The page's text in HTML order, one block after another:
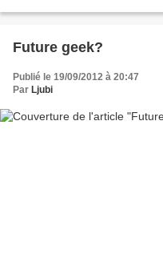
Future geek?
Publié le 19/09/2012 à 20:47
Par Ljubi